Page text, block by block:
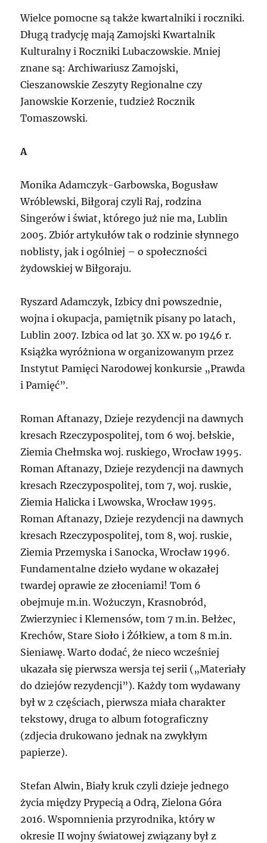
Wielce pomocne są także kwartalniki i roczniki.
Długą tradycję mają Zamojski Kwartalnik
Kulturalny i Roczniki Lubaczowskie. Mniej
znane są: Archiwariusz Zamojski,
Cieszanowskie Zeszyty Regionalne czy
Janowskie Korzenie, tudzież Rocznik
Tomaszowski.
A
Monika Adamczyk-Garbowska, Bogusław
Wróblewski, Biłgoraj czyli Raj, rodzina
Singerów i świat, którego już nie ma, Lublin
2005. Zbiór artykułów tak o rodzinie słynnego
noblisty, jak i ogólniej – o społeczności
żydowskiej w Biłgoraju.
Ryszard Adamczyk, Izbicy dni powszednie,
wojna i okupacja, pamiętnik pisany po latach,
Lublin 2007. Izbica od lat 30. XX w. po 1946 r.
Książka wyróżniona w organizowanym przez
Instytut Pamięci Narodowej konkursie „Prawda
i Pamięć”.
Roman Aftanazy, Dzieje rezydencji na dawnych
kresach Rzeczypospolitej, tom 6 woj. bełskie,
Ziemia Chełmska woj. ruskiego, Wrocław 1995.
Roman Aftanazy, Dzieje rezydencji na dawnych
kresach Rzeczypospolitej, tom 7, woj. ruskie,
Ziemia Halicka i Lwowska, Wrocław 1995.
Roman Aftanazy, Dzieje rezydencji na dawnych
kresach Rzeczypospolitej, tom 8, woj. ruskie,
Ziemia Przemyska i Sanocka, Wrocław 1996.
Fundamentalne dzieło wydane w okazałej
twardej oprawie ze złoceniami! Tom 6
obejmuje m.in. Wożuczyn, Krasnobród,
Zwierzyniec i Klemensów, tom 7 m.in. Bełżec,
Krechów, Stare Sioło i Żółkiew, a tom 8 m.in.
Sieniawę. Warto dodać, że nieco wcześniej
ukazała się pierwsza wersja tej serii („Materiały
do dziejów rezydencji”). Każdy tom wydawany
był w 2 częściach, pierwsza miała charakter
tekstowy, druga to album fotograficzny
(zdjecia drukowano jednak na zwykłym
papierze).
Stefan Alwin, Biały kruk czyli dzieje jednego
życia między Prypecią a Odrą, Zielona Góra
2016. Wspomnienia przyrodnika, który w
okresie II wojny światowej związany był z